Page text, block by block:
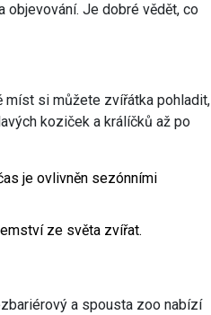
objevování. Je dobré vědět, co
míst si můžete zvířátka pohladit,
koziček a králíčků až po
je ovlivněn sezónními
ze světa zvířat.
a spousta zoo nabízí